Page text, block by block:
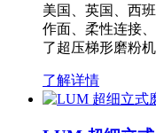
美国、英国、西
作面、柔性连接
了超压梯形磨粉
了解详情